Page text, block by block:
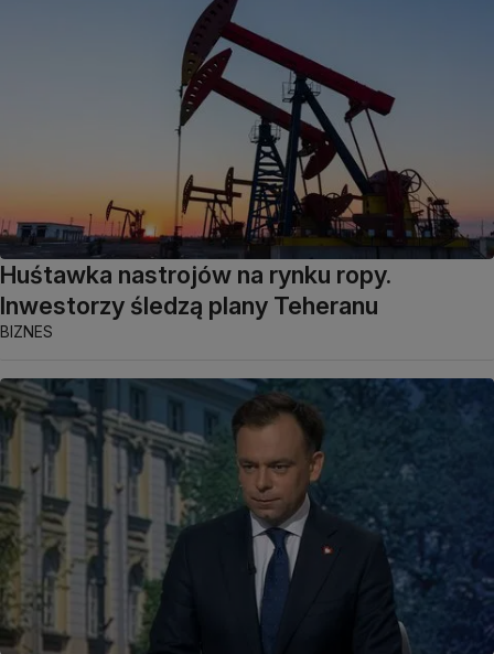
Huśtawka nastrojów na rynku ropy.
Inwestorzy śledzą plany Teheranu
BIZNES